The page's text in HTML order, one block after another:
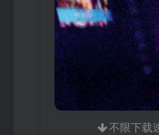
不限下载